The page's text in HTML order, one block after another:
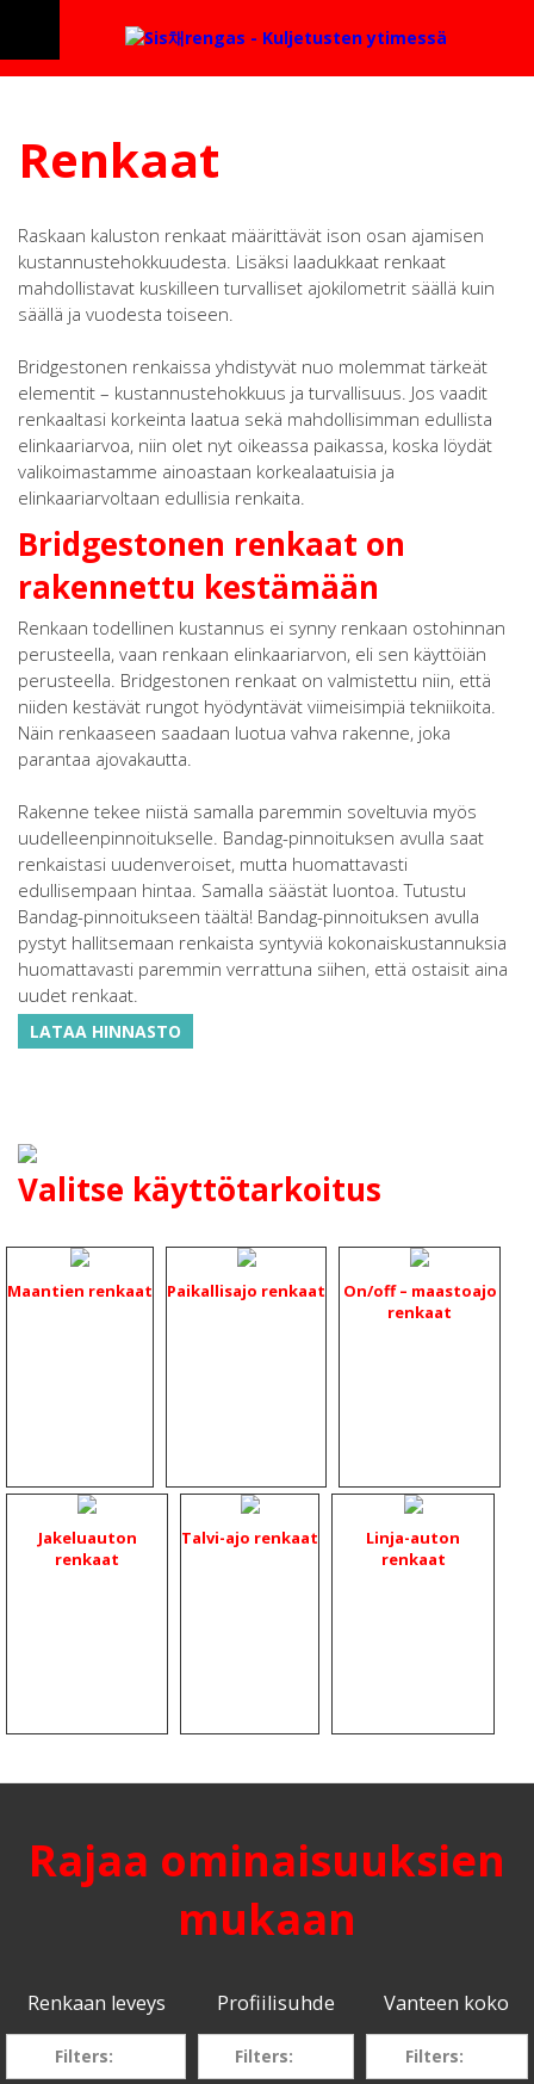
Renkaat
Raskaan kaluston renkaat määrittävät ison osan ajamisen
kustannustehokkuudesta. Lisäksi laadukkaat renkaat
mahdollistavat kuskilleen turvalliset ajokilometrit säällä kuin
säällä ja vuodesta toiseen.
Bridgestonen renkaissa yhdistyvät nuo molemmat tärkeät
elementit – kustannustehokkuus ja turvallisuus. Jos vaadit
renkaaltasi korkeinta laatua sekä mahdollisimman edullista
elinkaariarvoa, niin olet nyt oikeassa paikassa, koska löydät
valikoimastamme ainoastaan korkealaatuisia ja
elinkaariarvoltaan edullisia renkaita.
Bridgestonen renkaat on
rakennettu kestämään
Renkaan todellinen kustannus ei synny renkaan ostohinnan
perusteella, vaan renkaan elinkaariarvon, eli sen käyttöiän
perusteella. Bridgestonen renkaat on valmistettu niin, että
niiden kestävät rungot hyödyntävät viimeisimpiä tekniikoita.
Näin renkaaseen saadaan luotua vahva rakenne, joka
parantaa ajovakautta.
Rakenne tekee niistä samalla paremmin soveltuvia myös
uudelleenpinnoitukselle. Bandag-pinnoituksen avulla saat
renkaistasi uudenveroiset, mutta huomattavasti
edullisempaan hintaa. Samalla säästät luontoa. Tutustu
Bandag-pinnoitukseen täältä! Bandag-pinnoituksen avulla
pystyt hallitsemaan renkaista syntyviä kokonaiskustannuksia
huomattavasti paremmin verrattuna siihen, että ostaisit aina
uudet renkaat.
LATAA HINNASTO
Valitse käyttötarkoitus
Maantien renkaat Paikallisajo renkaat
On/off – maastoajo
renkaat
Jakeluauton
renkaat
Talvi-ajo renkaat
Linja-auton
renkaat
Rajaa ominaisuuksien
mukaan
Renkaan leveys
Filters:
Profiilisuhde
Filters:
Vanteen koko
Filters: